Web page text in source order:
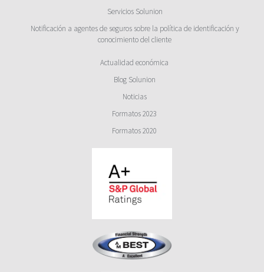
Servicios Solunion
Notificación a agentes de seguros sobre la política de identificación y
conocimiento del cliente
Actualidad económica
Blog Solunion
Noticias
Formatos 2023
Formatos 2020